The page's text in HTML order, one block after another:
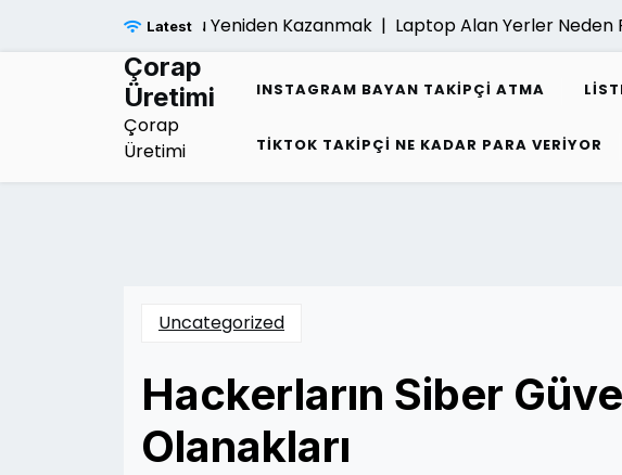
Latest
Sonrasi Umudu Yeniden Kazanmak |Laptop Alan Yerler Neden
Çorap
Üretimi
Çorap
Üretimi
INSTAGRAM BAYAN TAKIPÇI ATMA
TIKTOK TAKIPÇI NE KADAR PARA VERIYOR
Uncategorized
Hackerların Siber
Olanakları